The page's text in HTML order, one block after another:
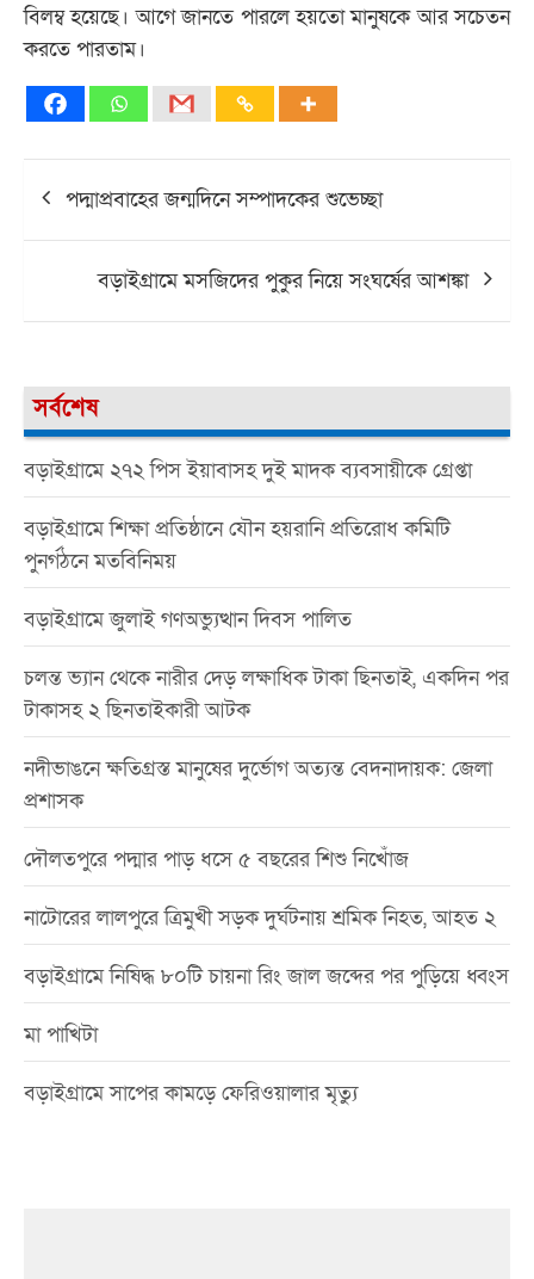
বিলম্ব হয়েছে। আগে জানতে পারলে হয়তো মানুষকে আর সচেতন
করতে পারতাম।
navigation
পদ্মাপ্রবাহের জন্মদিনে সম্পাদকের শুভেচ্ছা
বড়াইগ্রামে মসজিদের পুকুর নিয়ে সংঘর্ষের আশঙ্কা
সর্বশেষ
বড়াইগ্রামে ২৭২ পিস ইয়াবাসহ দুই মাদক ব্যবসায়ীকে গ্রেপ্তা
বড়াইগ্রামে শিক্ষা প্রতিষ্ঠানে যৌন হয়রানি প্রতিরোধ কমিটি
পুনর্গঠনে মতবিনিময়
বড়াইগ্রামে জুলাই গণঅভ্যুত্থান দিবস পালিত
চলন্ত ভ্যান থেকে নারীর দেড় লক্ষাধিক টাকা ছিনতাই, একদিন পর
টাকাসহ ২ ছিনতাইকারী আটক
নদীভাঙনে ক্ষতিগ্রস্ত মানুষের দুর্ভোগ অত্যন্ত বেদনাদায়ক: জেলা
প্রশাসক
দৌলতপুরে পদ্মার পাড় ধসে ৫ বছরের শিশু নিখোঁজ
নাটোরের লালপুরে ত্রিমুখী সড়ক দুর্ঘটনায় শ্রমিক নিহত, আহত ২
বড়াইগ্রামে নিষিদ্ধ ৮০টি চায়না রিং জাল জব্দের পর পুড়িয়ে ধ্বংস
মা পাখিটা
বড়াইগ্রামে সাপের কামড়ে ফেরিওয়ালার মৃত্যু